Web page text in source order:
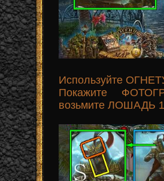
Используйте
Покажите
возьмите ЛОШАДЬ